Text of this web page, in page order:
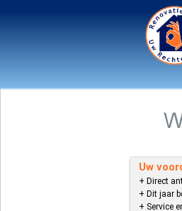
Uw
+ Direct
+ Dit jaar
+ Service